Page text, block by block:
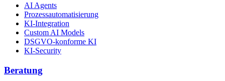
AI Agents
Prozessautomatisierung
KI-Integration
Custom AI Models
DSGVO-konforme KI
KI-Security
Beratung